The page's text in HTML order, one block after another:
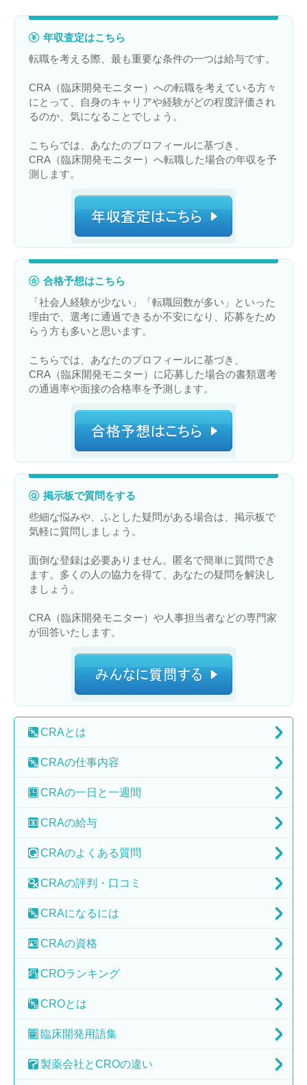
年収査定はこちら
転職を考える際、最も重要な条件の一つは給与です。
CRA（臨床開発モニター）への転職を考えている方々
にとって、自身のキャリアや経験がどの程度評価され
るのか、気になることでしょう。
こちらでは、あなたのプロフィールに基づき、
CRA（臨床開発モニター）へ転職した場合の年収を予
測します。
合格予想はこちら
「社会人経験が少ない」「転職回数が多い」といった
理由で、選考に通過できるか不安になり、応募をため
らう方も多いと思います。
こちらでは、あなたのプロフィールに基づき、
CRA（臨床開発モニター）に応募した場合の書類選考
の通過率や面接の合格率を予測します。
掲示板で質問をする
些細な悩みや、ふとした疑問がある場合は、掲示板で
気軽に質問しましょう。
面倒な登録は必要ありません。匿名で簡単に質問でき
ます。多くの人の協力を得て、あなたの疑問を解決し
ましょう。
CRA（臨床開発モニター）や人事担当者などの専門家
が回答いたします。
CRAとは
CRAの仕事内容
CRAの一日と一週間
CRAの給与
CRAのよくある質問
CRAの評判・口コミ
CRAになるには
CRAの資格
CROランキング
CROとは
臨床開発用語集
製薬会社とCROの違い